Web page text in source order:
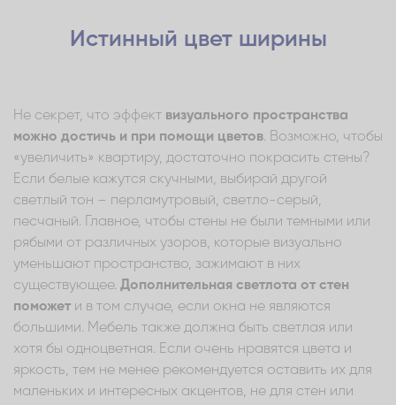
Истинный цвет ширины
Не секрет, что эффект визуального пространства
можно достичь и при помощи цветов. Возможно, чтобы
«увеличить» квартиру, достаточно покрасить стены?
Если белые кажутся скучными, выбирай другой
светлый тон – перламутровый, светло-серый,
песчаный. Главное, чтобы стены не были темными или
рябыми от различных узоров, которые визуально
уменьшают пространство, зажимают в них
существующее. Дополнительная светлота от стен
поможет и в том случае, если окна не являются
большими. Мебель также должна быть светлая или
хотя бы одноцветная. Если очень нравятся цвета и
яркость, тем не менее рекомендуется оставить их для
маленьких и интересных акцентов, не для стен или